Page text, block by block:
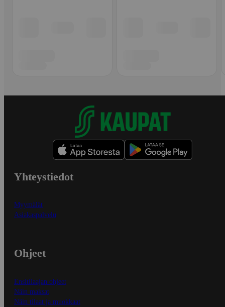
Yhteystiedot
Myymälät
Asiakaspalvelu
Ohjeet
Ensitilaajan ohjeet
Näin maksat
Näin tilaat ja muokkaat